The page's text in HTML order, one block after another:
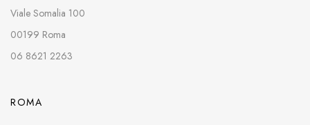
Viale Somalia 100
00199 Roma
06 8621 2263
ROMA